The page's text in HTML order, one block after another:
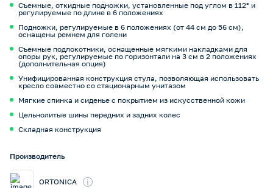
Съемные, откидные подножки, установленные под углом в 112° и
регулируемые по длине в 6 положениях
Подножки, регулируемые в 6 положениях (от 44 см до 56 см),
оснащены ремнем для голени
Съемные подлокотники, оснащенные мягкими накладками для
опоры рук, регулируемые по горизонтали на 3 см в 2 положениях
(дополнительная опция)
Унифицированная конструкция стула, позволяющая использовать
кресло совместно со стационарным унитазом
Мягкие спинка и сиденье с покрытием из искусственной кожи
Цельнолитые шины передних и задних колес
Складная конструкция
Производитель
ORTONICA i